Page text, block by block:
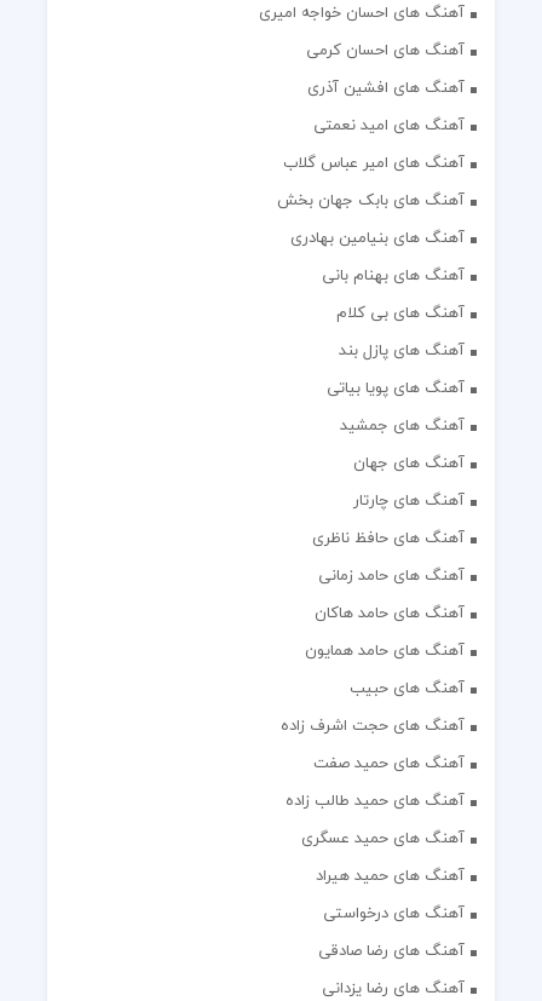
آهنگ های احسان خواجه امیری
آهنگ های احسان کرمی
آهنگ های افشین آذری
آهنگ های امید نعمتی
آهنگ های امیر عباس گلاب
آهنگ های بابک جهان بخش
آهنگ های بنیامین بهادری
آهنگ های بهنام بانی
آهنگ های بی کلام
آهنگ های پازل بند
آهنگ های پویا بیاتی
آهنگ های جمشید
آهنگ های جهان
آهنگ های چارتار
آهنگ های حافظ ناظری
آهنگ های حامد زمانی
آهنگ های حامد هاکان
آهنگ های حامد همایون
آهنگ های حبیب
آهنگ های حجت اشرف زاده
آهنگ های حمید صفت
آهنگ های حمید طالب زاده
آهنگ های حمید عسگری
آهنگ های حمید هیراد
آهنگ های درخواستی
آهنگ های رضا صادقی
آهنگ های رضا یزدانی